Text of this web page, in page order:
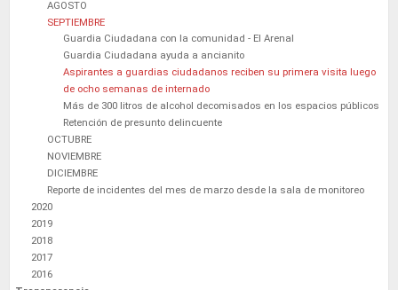
AGOSTO
SEPTIEMBRE
Guardia Ciudadana con la comunidad - El Arenal
Guardia Ciudadana ayuda a ancianito
Aspirantes a guardias ciudadanos reciben su primera visita luego
de ocho semanas de internado
Más de 300 litros de alcohol decomisados en los espacios públicos
Retención de presunto delincuente
OCTUBRE
NOVIEMBRE
DICIEMBRE
Reporte de incidentes del mes de marzo desde la sala de monitoreo
2020
2019
2018
2017
2016